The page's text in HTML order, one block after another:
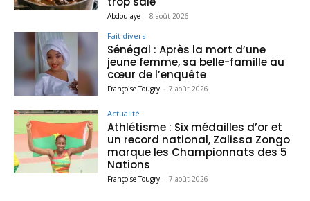
Abdoulaye - 8 août 2026
Fait divers
Sénégal : Après la mort d’une
jeune femme, sa belle-famille au
cœur de l’enquête
Françoise Tougry - 7 août 2026
Actualité
Athlétisme : Six médailles d’or et
un record national, Zalissa Zongo
marque les Championnats des 5
Nations
Françoise Tougry - 7 août 2026